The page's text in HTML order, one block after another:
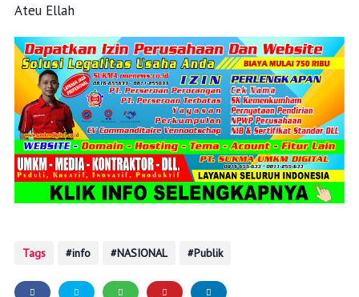
Ateu Ellah
Tags info NASIONAL Publik